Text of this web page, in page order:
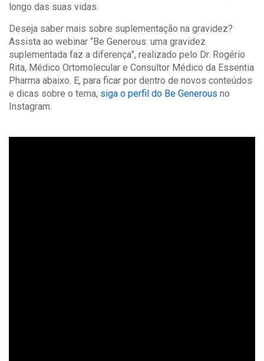
longo das suas vidas.
Deseja saber mais sobre suplementação na gravidez?
Assista ao webinar “Be Generous: uma gravidez
suplementada faz a diferença”, realizado pelo Dr. Rogério
Rita, Médico Ortomolecular e Consultor Médico da Essentia
Pharma abaixo. E, para ficar por dentro de novos conteúdos
e dicas sobre o tema, siga o perfil do Be Generous no
Instagram.